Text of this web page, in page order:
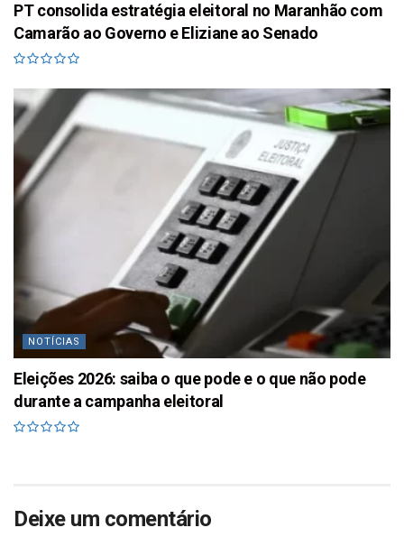
PT consolida estratégia eleitoral no Maranhão com
Camarão ao Governo e Eliziane ao Senado
NOTÍCIAS
Eleições 2026: saiba o que pode e o que não pode
durante a campanha eleitoral
Deixe um comentário